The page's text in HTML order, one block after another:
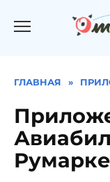
ГЛАВНАЯ »